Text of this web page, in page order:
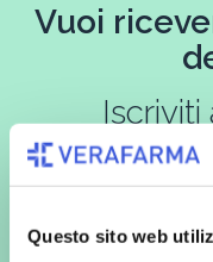
Questo sito web
Vuoi
In qualità di interessato,